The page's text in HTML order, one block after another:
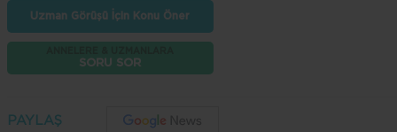
Uzman Görüşü İçin Konu Öner
SORU SOR
PAYLAŞ